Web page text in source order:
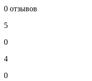
0 отзывов
5
0
4
0